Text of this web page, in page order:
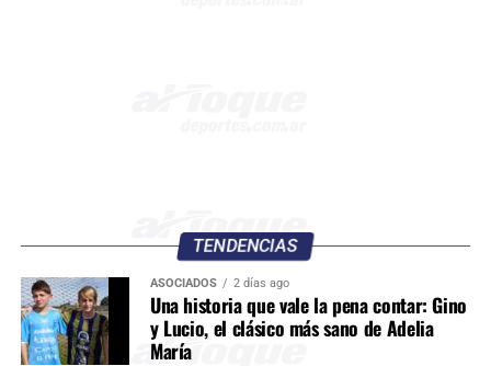
TENDENCIAS
ASOCIADOS 2 días ago
Una historia que vale la pena contar: Gino
y Lucio, el clásico más sano de Adelia
María